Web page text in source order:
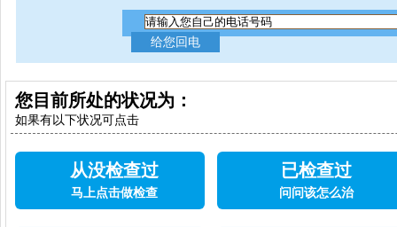
您目前所处的状况为：
如果有以下状况可点击
从没检查过
马上点击做检查
已检查过
问问该怎么治